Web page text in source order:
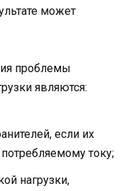
может
проблемы
являются:
если их
току;
нагрузки,